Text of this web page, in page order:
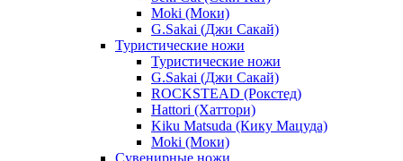
Moki (Моки)
G.Sakai (Джи Сакай)
Туристические ножи
Туристические ножи
G.Sakai (Джи Сакай)
ROCKSTEAD (Рокстед)
Hattori (Хаттори)
Kiku Matsuda (Кику Мацуда)
Moki (Моки)
Сувенирные ножи